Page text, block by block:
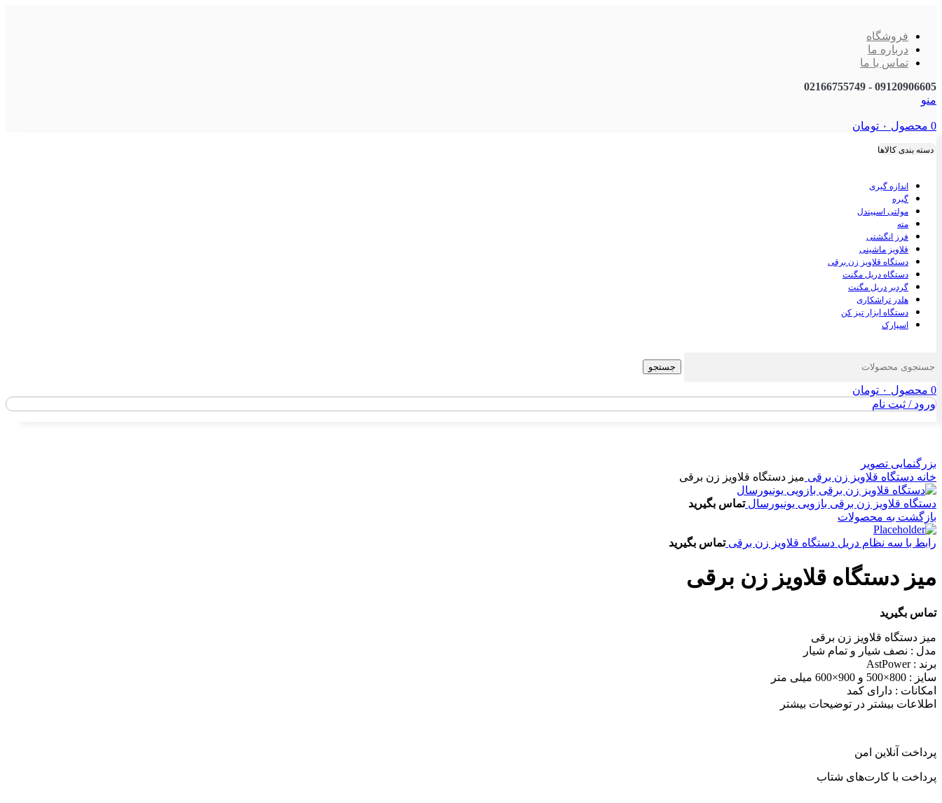
فروشگاه
درباره ما
تماس با ما
09120906605 - 02166755749
منو
0 محصول ۰ تومان
دسته بندی کالاها
اندازه گیری
گیره
مولتی اسپیندل
مته
فرز انگشتی
قلاویز ماشینی
دستگاه قلاویز زن برقی
دستگاه دریل مگنت
گردبر دریل مگنت
هلدر تراشکاری
دستگاه ابزار تیز کن
اسپارک
جستجو
0 محصول ۰ تومان
ورود / ثبت نام
بزرگنمایی تصویر
خانه دستگاه قلاویز زن برقی میز دستگاه قلاویز زن برقی
دستگاه قلاویز زن برقی بازویی یونیورسالتماس بگیرید
بازگشت به محصولات
رابط با سه نظام دریل دستگاه قلاویز زن برقیتماس بگیرید
میز دستگاه قلاویز زن برقی
تماس بگیرید
میز دستگاه قلاویز زن برقی
مدل : نصف شیار و تمام شیار
برند : AstPower
سایز : 800×500 و 900×600 میلی متر
امکانات : دارای کمد
اطلاعات بیشتر در توضیحات بیشتر
پرداخت آنلاین امن
پرداخت با کارت‌های شتاب